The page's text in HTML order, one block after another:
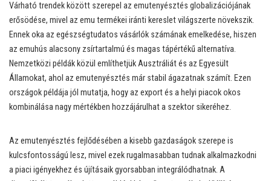
Várható trendek között szerepel az emutenyésztés globalizációjának
erősödése, mivel az emu termékei iránti kereslet világszerte növekszik.
Ennek oka az egészségtudatos vásárlók számának emelkedése, hiszen
az emuhús alacsony zsírtartalmú és magas tápértékű alternatíva.
Nemzetközi példák közül említhetjük Ausztráliát és az Egyesült
Államokat, ahol az emutenyésztés már stabil ágazatnak számít. Ezen
országok példája jól mutatja, hogy az export és a helyi piacok okos
kombinálása nagy mértékben hozzájárulhat a szektor sikeréhez.
Az emutenyésztés fejlődésében a kisebb gazdaságok szerepe is
kulcsfontosságú lesz, mivel ezek rugalmasabban tudnak alkalmazkodni
a piaci igényekhez és újításaik gyorsabban integrálódhatnak. A